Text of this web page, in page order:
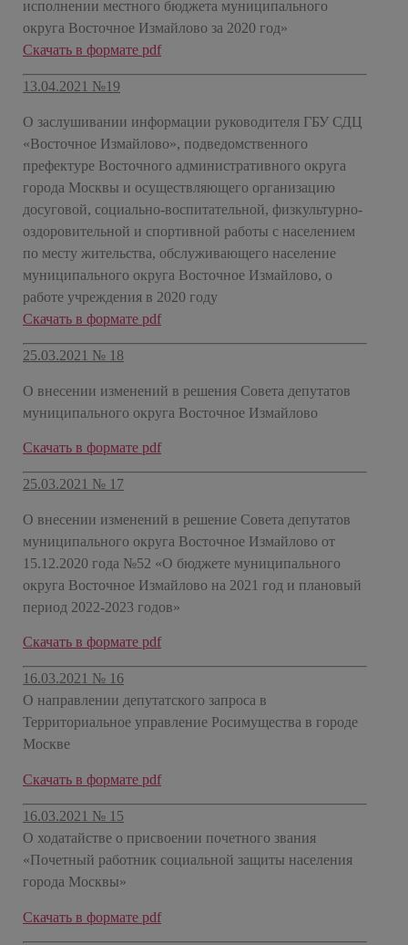
исполнении местного бюджета муниципального
округа Восточное Измайлово за 2020 год»
Скачать в формате pdf
13.04.2021 №19
О заслушивании информации руководителя ГБУ СДЦ
«Восточное Измайлово», подведомственного
префектуре Восточного административного округа
города Москвы и осуществляющего организацию
досуговой, социально-воспитательной, физкультурно-
оздоровительной и спортивной работы с населением
по месту жительства, обслуживающего население
муниципального округа Восточное Измайлово, о
работе учреждения в 2020 году
Скачать в формате pdf
25.03.2021 № 18
О внесении изменений в решения Совета депутатов
муниципального округа Восточное Измайлово
Скачать в формате pdf
25.03.2021 № 17
О внесении изменений в решение Совета депутатов
муниципального округа Восточное Измайлово от
15.12.2020 года №52 «О бюджете муниципального
округа Восточное Измайлово на 2021 год и плановый
период 2022-2023 годов»
Скачать в формате pdf
16.03.2021 № 16
О направлении депутатского запроса в
Территориальное управление Росимущества в городе
Москве
Скачать в формате pdf
16.03.2021 № 15
О ходатайстве о присвоении почетного звания
«Почетный работник социальной защиты населения
города Москвы»
Скачать в формате pdf